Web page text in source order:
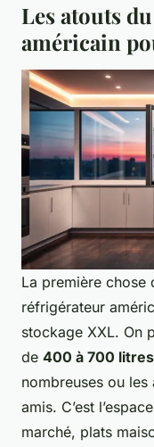
Les atouts
américain
La première chose
réfrigérateur
stockage XXL. On
de 400 à 700 litres
nombreuses ou
amis. C’est
marché, plats